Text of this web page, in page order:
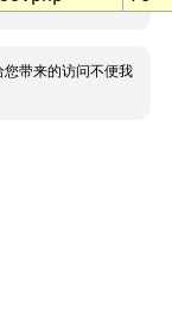
您带来的访问不便我